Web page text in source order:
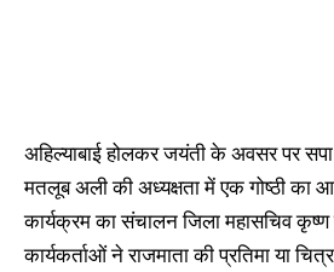
अहिल्याबाई होलकर जयंती के अवसर पर
मतलूब अली की अध्यक्षता में एक गोष्ठी का
कार्यक्रम का संचालन जिला महासचिव कृष्ण
कार्यकर्ताओं ने राजमाता की प्रतिमा या